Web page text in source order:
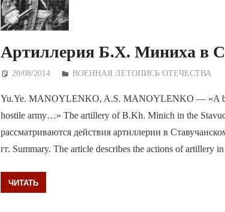
Артиллерия Б.Х. Миниха в
20/08/2014 Дежурный по Редакции
ВОЕННАЯ ЛЕТОПИСЬ ОТЕЧЕСТВА
Yu.Ye. MANOYLENKO, A.S. MANOYLENKO — «A
hostile army…» The artillery of B.Kh. Minich in the
рассматриваются действия артиллерии в
гг. Summary. The article describes the actions of artillery
ЧИТАТЬ